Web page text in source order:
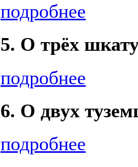
подробнее
5. О трёх
подробнее
6. О двух
подробнее